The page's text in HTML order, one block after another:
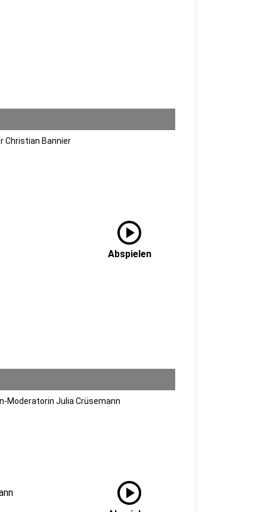
Christian Bannier
play_circle
Abspielen
Moderatorin Julia Crüsemann
play_circle